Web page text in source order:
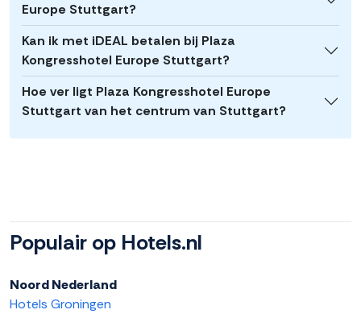
Europe Stuttgart?
Kan ik met iDEAL betalen bij Plaza
Kongresshotel Europe Stuttgart?
Hoe ver ligt Plaza Kongresshotel Europe
Stuttgart van het centrum van Stuttgart?
Populair op Hotels.nl
Noord Nederland
Hotels Groningen